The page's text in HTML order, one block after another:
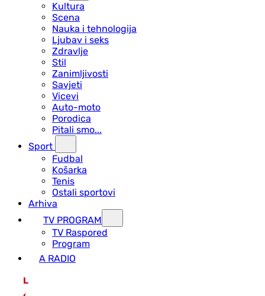
Kultura
Scena
Nauka i tehnologija
Ljubav i seks
Zdravlje
Stil
Zanimljivosti
Savjeti
Vicevi
Auto-moto
Porodica
Pitali smo...
Sport
Fudbal
Košarka
Tenis
Ostali sportovi
Arhiva
TV PROGRAM
ТV Raspored
Program
A RADIO
L